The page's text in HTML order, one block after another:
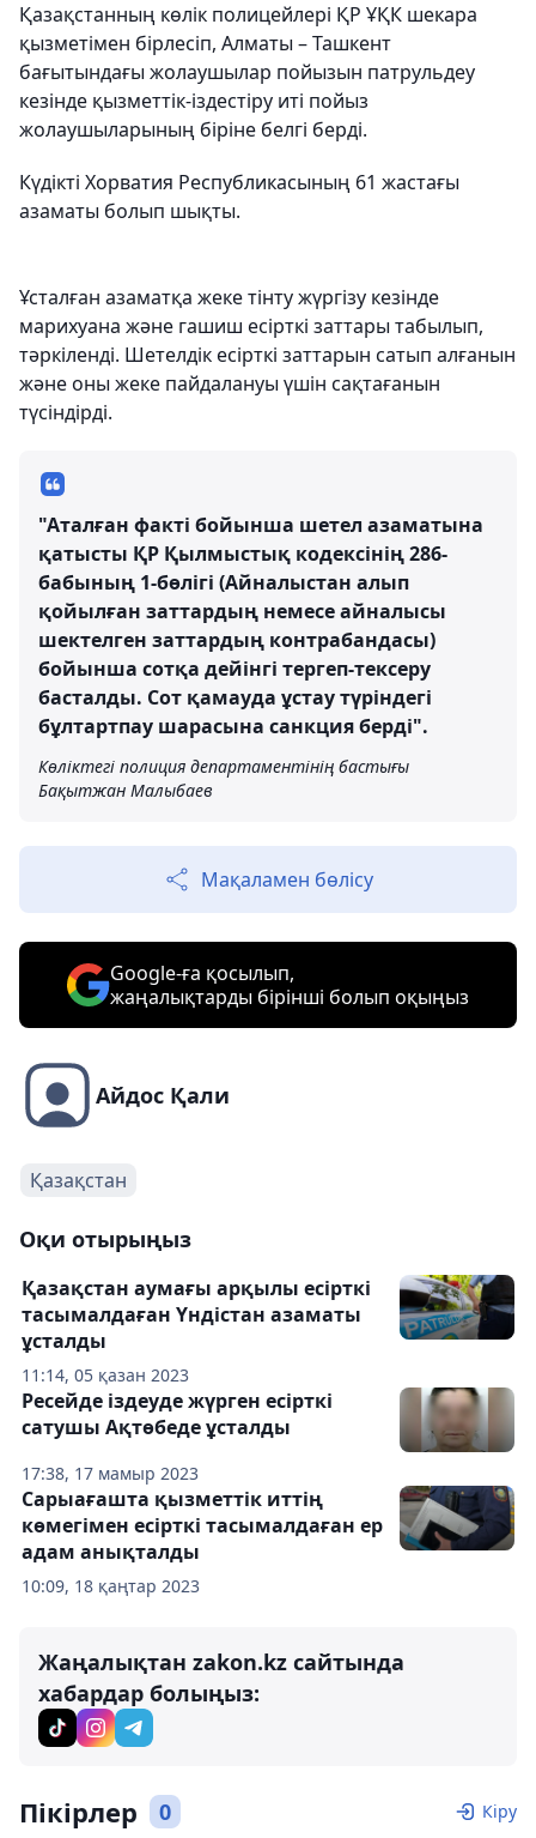
Қазақстанның көлік полицейлері ҚР ҰҚК шекара
қызметімен бірлесіп, Алматы – Ташкент
бағытындағы жолаушылар пойызын патрульдеу
кезінде қызметтік-іздестіру иті пойыз
жолаушыларының біріне белгі берді.
Күдікті Хорватия Республикасының 61 жастағы
азаматы болып шықты.
Ұсталған азаматқа жеке тінту жүргізу кезінде
марихуана және гашиш есірткі заттары табылып,
тәркіленді. Шетелдік есірткі заттарын сатып алғанын
және оны жеке пайдалануы үшін сақтағанын
түсіндірді.
"Аталған факті бойынша шетел азаматына
қатысты ҚР Қылмыстық кодексінің 286-
бабының 1-бөлігі (Айналыстан алып
қойылған заттардың немесе айналысы
шектелген заттардың контрабандасы)
бойынша сотқа дейінгі тергеп-тексеру
басталды. Сот қамауда ұстау түріндегі
бұлтартпау шарасына санкция берді".
Көліктегі полиция департаментінің бастығы
Бақытжан Малыбаев
Мақаламен бөлісу
Google-ға қосылып,
жаңалықтарды бірінші болып оқыңыз
Айдос Қали
Қазақстан
Оқи отырыңыз
11:14, 05 қазан 2023
Қазақстан аумағы арқылы есірткі
тасымалдаған Үндістан азаматы
ұсталды
17:38, 17 мамыр 2023
Ресейде іздеуде жүрген есірткі
сатушы Ақтөбеде ұсталды
10:09, 18 қаңтар 2023
Сарыағашта қызметтік иттің
көмегімен есірткі тасымалдаған ер
адам анықталды
Жаңалықтан zakon.kz сайтында
хабардар болыңыз:
Пікірлер 0 Кіру